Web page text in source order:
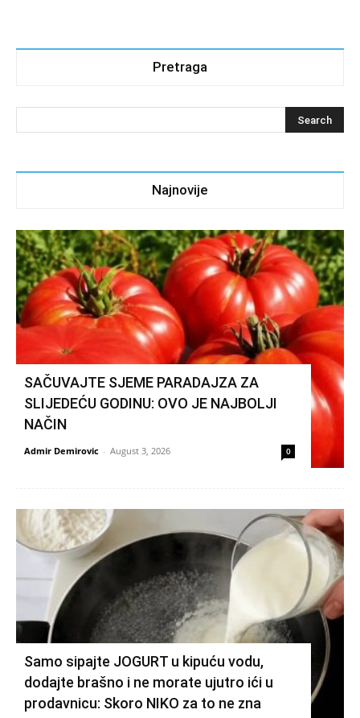
Pretraga
Najnovije
SAČUVAJTE SJEME PARADAJZA ZA
SLIJEDEĆU GODINU: OVO JE NAJBOLJI
NAČIN
Admir Demirovic - August 3, 2026 0
Samo sipajte JOGURT u kipuću vodu,
dodajte brašno i ne morate ujutro ići u
prodavnicu: Skoro NIKO za to ne zna